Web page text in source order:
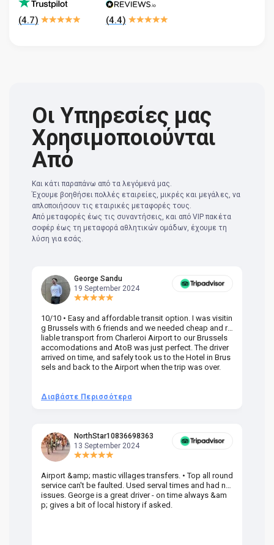
(4.7) (4.4)
Οι Υπηρεσίες μας
Χρησιμοποιούνται
Από
Και κάτι παραπάνω από τα λεγόμενά μας.
Έχουμε βοηθήσει πολλές εταιρείες, μικρές και μεγάλες, να
απλοποιήσουν τις εταιρικές μεταφορές τους.
Από μεταφορές έως τις συναντήσεις, και από VIP πακέτα
σοφέρ έως τη μεταφορά αθλητικών ομάδων, έχουμε τη
λύση για εσάς.
George Sandu
19 September 2024
10/10 • Easy and affordable transit option. I was visitin
g Brussels with 6 friends and we needed cheap and re
liable transport from Charleroi Airport to our Brussels
accomodations and AtoB was just perfect. The driver
arrived on time, and safely took us to the Hotel in Brus
sels and back to the Airport when the trip was over.
Διαβάστε Περισσότερα
NorthStar10836698363
13 September 2024
Airport &amp; mastic villages transfers. • Top all round
service can't be faulted. Used serval times and had no
issues. George is a great driver - on time always &am
p; gives a bit of local history if asked.